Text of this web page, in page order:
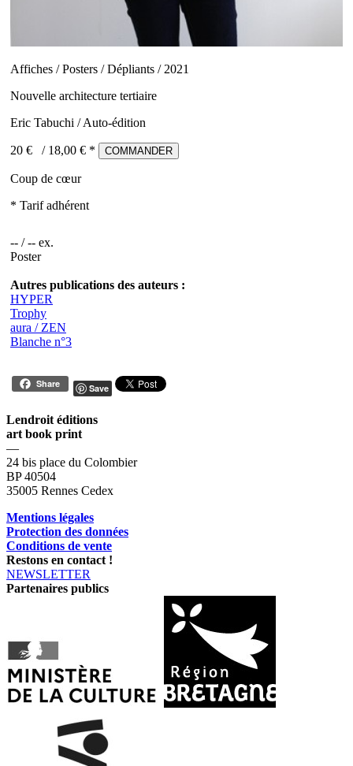
Affiches / Posters / Dépliants / 2021
Nouvelle architecture tertiaire
Eric Tabuchi / Auto-édition
20 € / 18,00 € * COMMANDER
Coup de cœur
* Tarif adhérent
-- / -- ex.
Poster
Autres publications des auteurs :
HYPER
Trophy
aura / ZEN
Blanche n°3
Share Save
Lendroit éditions
art book print
—
24 bis place du Colombier
BP 40504
35005 Rennes Cedex
Mentions légales
Protection des données
Conditions de vente
Restons en contact !
NEWSLETTER
Partenaires publics